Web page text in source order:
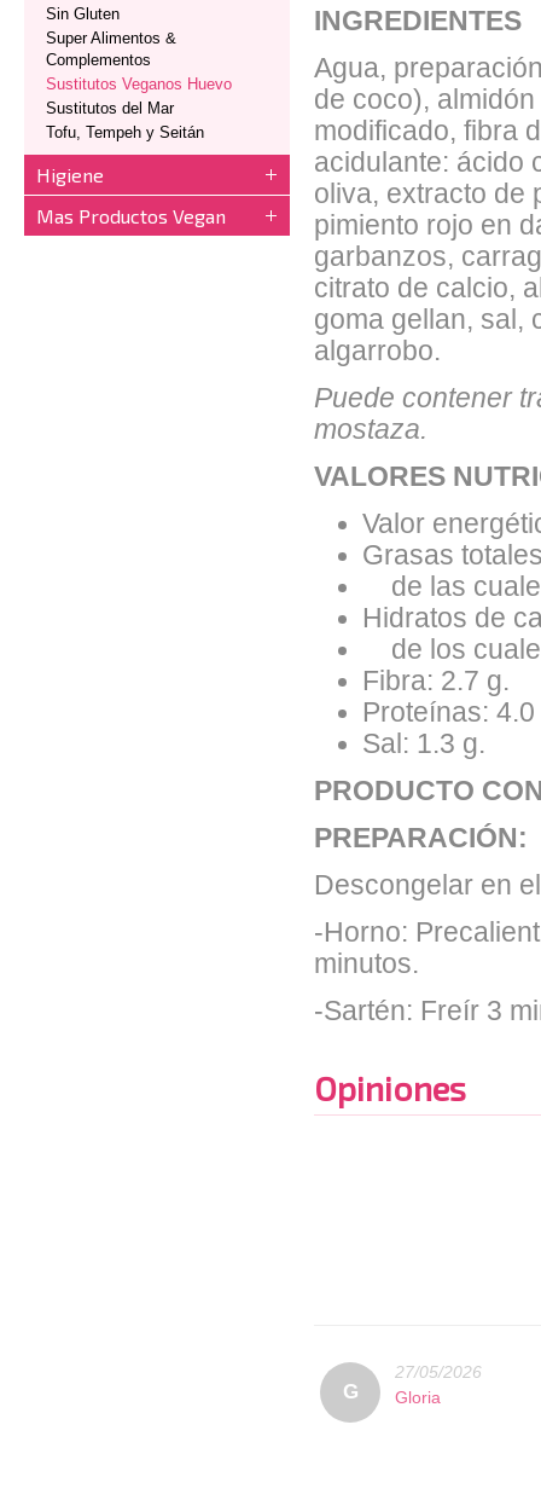
Sin Gluten
Super Alimentos &
Complementos
Sustitutos Veganos Huevo
Sustitutos del Mar
Tofu, Tempeh y Seitán
Higiene
Mas Productos Vegan
INGREDIENTES
Agua,
de coco),
modificado, fibra
acidulante: ácido
oliva, extracto de
pimiento rojo en
garbanzos,
citrato de calcio,
goma gellan, sal,
algarrobo.
Puede contener
mostaza.
VALORES
Valor
Grasas
de las
Hidratos de
de los
Fibra: 2.7 g.
Proteínas: 4.0
Sal: 1.3 g.
PRODUCTO
PREPARACIÓN:
Descongelar en
-Horno:
minutos.
-Sartén: Freír 3
Opiniones
G
27/05/2026
Gloria